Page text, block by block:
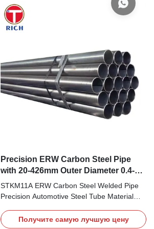
Precision ERW Carbon Steel Pipe
with 20-426mm Outer Diameter 0.4-
100mm Thickness and 1-12m Length
for Automotive Applications
STKM11A ERW Carbon Steel Welded Pipe
Precision Automotive Steel Tube Material
carbon steel tubing manufactured to JIS
Получите самую лучшую цену